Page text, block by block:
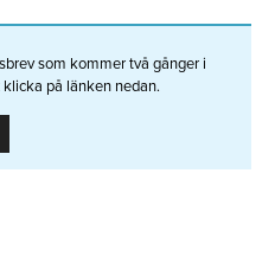
som kommer två gånger i
på länken nedan.